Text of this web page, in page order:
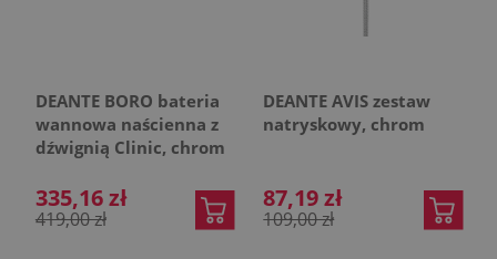
DEANTE BORO bateria
wannowa naścienna z
dźwignią Clinic, chrom
335,16 zł
419,00 zł
DEANTE AVIS zestaw
natryskowy, chrom
87,19 zł
109,00 zł